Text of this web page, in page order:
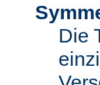
Die